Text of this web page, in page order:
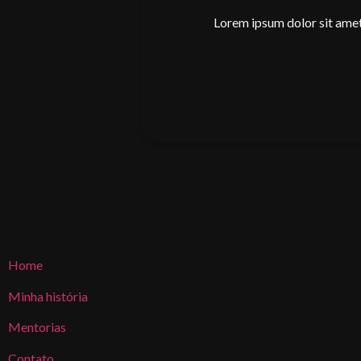
Lorem ipsum dolor sit
Home
Minha história
Mentorias
Contato